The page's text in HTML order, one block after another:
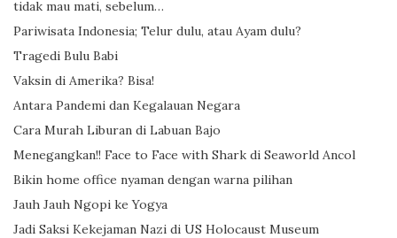
tidak mau mati, sebelum…
Pariwisata Indonesia; Telur dulu, atau Ayam dulu?
Tragedi Bulu Babi
Vaksin di Amerika? Bisa!
Antara Pandemi dan Kegalauan Negara
Cara Murah Liburan di Labuan Bajo
Menegangkan!! Face to Face with Shark di Seaworld Ancol
Bikin home office nyaman dengan warna pilihan
Jauh Jauh Ngopi ke Yogya
Jadi Saksi Kekejaman Nazi di US Holocaust Museum